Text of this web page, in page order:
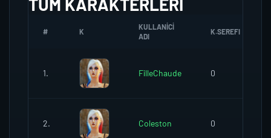
TÜM KARAKTERLERI
# K
KULLANICI
ADI
K.SEREFI
1. FilleChaude 0
2. Coleston 0